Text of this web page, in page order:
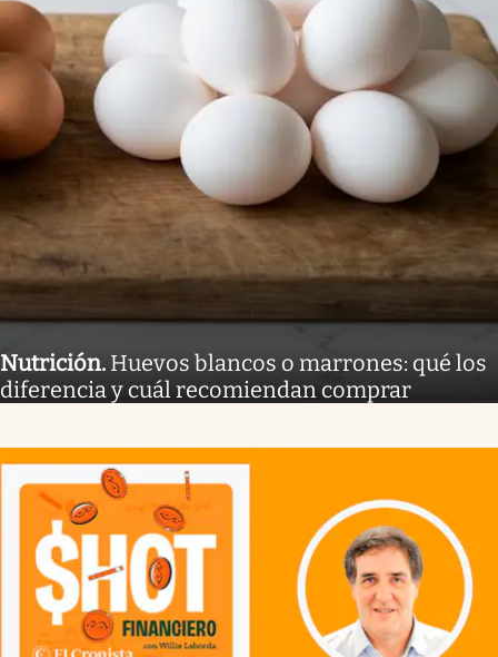
Nutrición. Huevos blancos o marrones: qué los
diferencia y cuál recomiendan comprar